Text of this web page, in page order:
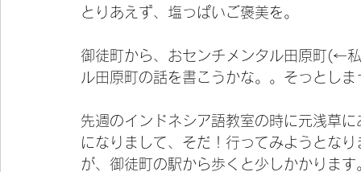
とりあえず、塩っぱいご褒美を。
御徒町から、おセンチメンタル田原町(←
ル田原町の話を書こうかな。。そっとし
先週のインドネシア語教室の時に元浅草
になりまして、そだ！行ってみようとな
が、御徒町の駅から歩くと少しかかります